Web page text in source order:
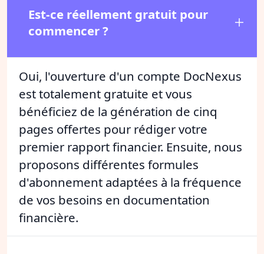
Est-ce réellement gratuit pour
commencer ?
Oui, l'ouverture d'un compte DocNexus
est totalement gratuite et vous
bénéficiez de la génération de cinq
pages offertes pour rédiger votre
premier rapport financier. Ensuite, nous
proposons différentes formules
d'abonnement adaptées à la fréquence
de vos besoins en documentation
financière.